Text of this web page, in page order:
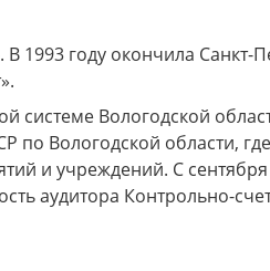
году окончила Санкт-
системе Вологодской
Вологодской области,
и учреждений. С
аудитора Контрольно-